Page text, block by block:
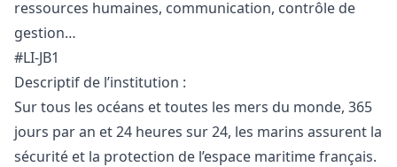
ressources humaines, communication, contrôle de
gestion…
#LI-JB1
Descriptif de l’institution :
Sur tous les océans et toutes les mers du monde, 365
jours par an et 24 heures sur 24, les marins assurent la
sécurité et la protection de l’espace maritime français.